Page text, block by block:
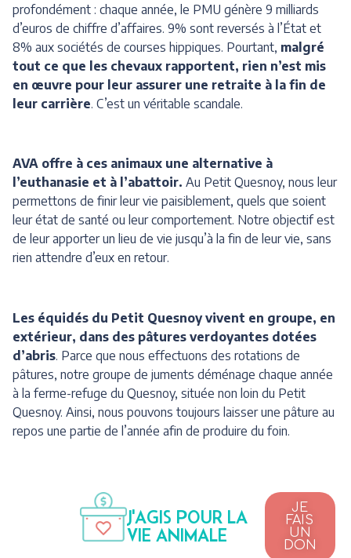
profondément : chaque année, le PMU génère 9 milliards
d’euros de chiffre d’affaires. 9% sont reversés à l’État et
8% aux sociétés de courses hippiques. Pourtant, malgré
tout ce que les chevaux rapportent, rien n’est mis
en œuvre pour leur assurer une retraite à la fin de
leur carrière. C’est un véritable scandale.
AVA offre à ces animaux une alternative à
l’euthanasie et à l’abattoir. Au Petit Quesnoy, nous leur
permettons de finir leur vie paisiblement, quels que soient
leur état de santé ou leur comportement. Notre objectif est
de leur apporter un lieu de vie jusqu’à la fin de leur vie, sans
rien attendre d’eux en retour.
Les équidés du Petit Quesnoy vivent en groupe, en
extérieur, dans des pâtures verdoyantes dotées
d’abris. Parce que nous effectuons des rotations de
pâtures, notre groupe de juments déménage chaque année
à la ferme-refuge du Quesnoy, située non loin du Petit
Quesnoy. Ainsi, nous pouvons toujours laisser une pâture au
repos une partie de l’année afin de produire du foin.
J'AGIS POUR LA
VIE ANIMALE
JE
FAIS
UN
DON